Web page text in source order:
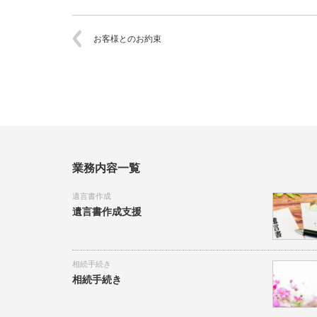
お客様とのお約束
業務内容一覧
遺言書作成
遺言書作成支援
相続手続き
相続手続き